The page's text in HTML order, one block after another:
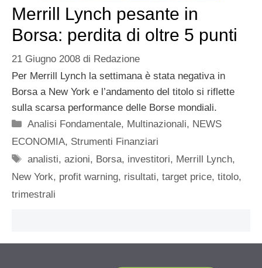
Merrill Lynch pesante in
Borsa: perdita di oltre 5 punti
21 Giugno 2008 di Redazione
Per Merrill Lynch la settimana è stata negativa in
Borsa a New York e l’andamento del titolo si riflette
sulla scarsa performance delle Borse mondiali.
Categorie
Analisi Fondamentale, Multinazionali, NEWS
ECONOMIA, Strumenti Finanziari
Tag
analisti,azioni, Borsa, investitori, Merrill Lynch,
New York, profit warning, risultati, target price, titolo,
trimestrali